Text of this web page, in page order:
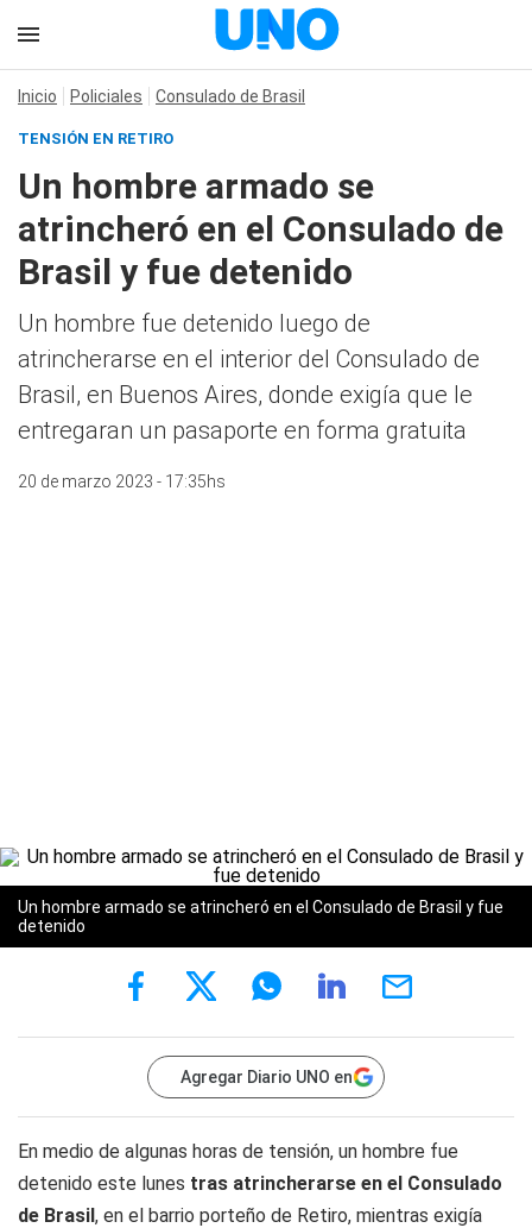
Inicio Policiales Consulado de Brasil
TENSIÓN EN RETIRO
Un hombre armado se
atrincheró en el Consulado de
Brasil y fue detenido
Un hombre fue detenido luego de
atrincherarse en el interior del Consulado de
Brasil, en Buenos Aires, donde exigía que le
entregaran un pasaporte en forma gratuita
20 de marzo 2023 - 17:35hs
Un hombre armado se atrincheró en el Consulado de Brasil y fue
detenido
Agregar Diario UNO en
En medio de algunas horas de tensión, un hombre fue
detenido este lunes tras atrincherarse en el Consulado
de Brasil, en el barrio porteño de Retiro, mientras exigía